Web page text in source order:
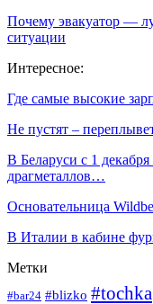
Почему эвакуатор —
ситуации
Интересное:
Где самые высокие
Не пустят –
В Беларуси с 1
драгметаллов…
Основательница
В Италии в кабине
Метки
#bar24 #blizko #tochka